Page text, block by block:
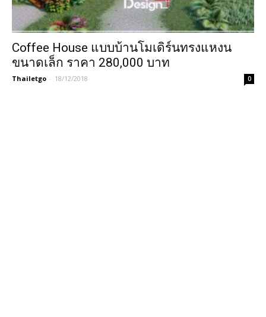
Coffee House แบบบ้านโมเดิร์นทรงแหงน
ขนาดเล็ก ราคา 280,000 บาท
Thailetgo - 18/12/2018 0